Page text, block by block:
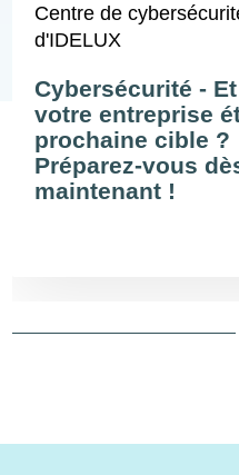
Centre de
d'IDELUX
Cybersécurité -
votre entreprise
prochaine cible ?
Préparez-vous
maintenant !